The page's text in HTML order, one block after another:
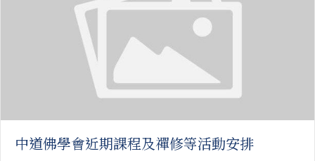
中道佛學會近期課程及禪修等活動安排